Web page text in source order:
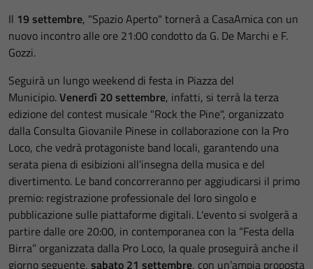
Il 19 settembre, "Spazio Aperto" tornerà a CasaAmica con un
nuovo incontro alle ore 21:00 condotto da G. De Marchi e F.
Gozzi.
Seguirà un lungo weekend di festa in Piazza del
Municipio.Venerdì 20 settembre, infatti, si terrà la terza
edizione del contest musicale "Rock the Pine", organizzato
dalla Consulta Giovanile Pinese in collaborazione con la Pro
Loco, che vedrà protagoniste band locali, garantendo una
serata piena di esibizioni all’insegna della musica e del
divertimento. Le band concorreranno per aggiudicarsi il primo
premio: registrazione professionale del loro singolo e
pubblicazione sulle piattaforme digitali. L'evento si svolgerà a
partire dalle ore 20:00, in contemporanea con la “Festa della
Birra” organizzata dalla Pro Loco, la quale proseguirà anche il
giorno seguente, sabato 21 settembre, con un’ampia proposta